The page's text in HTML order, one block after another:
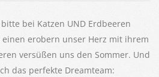
bei Katzen UND Erdbeeren
einen erobern unser Herz mit ihrem
versüßen uns den Sommer. Und
das perfekte Dreamteam: